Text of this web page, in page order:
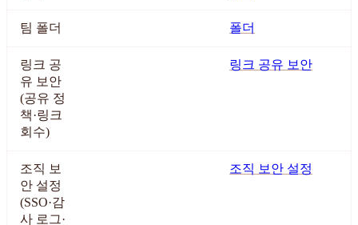
팀 폴더 폴더
링크 공
유 보안
(공유 정
책·링크
회수)
링크 공유 보안
조직 보
안 설정
(SSO·감
사 로그·
조직 보안 설정